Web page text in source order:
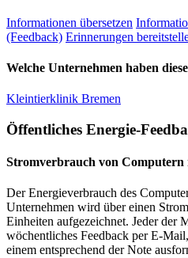
Informationen übersetzen
(Feedback) Erinnerungen
Welche Unternehmen haben
Kleintierklinik Bremen
Öffentliches Energie-
Stromverbrauch von Computern
Der Energieverbrauch des
Unternehmen wird über einen
Einheiten aufgezeichnet. Jeder der
wöchentliches Feedback per E-
einem entsprechend der Note